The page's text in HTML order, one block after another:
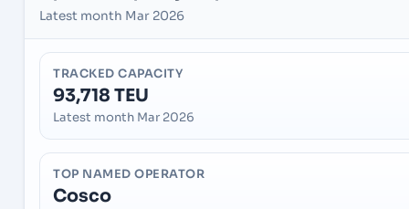
Latest month Mar 2026
TRACKED CAPACITY
93,718 TEU
Latest month Mar 2026
TOP NAMED OPERATOR
Cosco